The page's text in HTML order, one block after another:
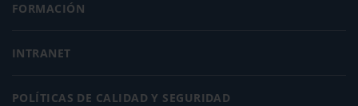
FORMACIÓN
INTRANET
POLÍTICAS DE CALIDAD Y SEGURIDAD